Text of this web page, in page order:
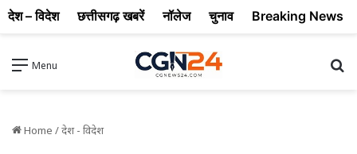
Menu
Home /देश - विदेश
देश – विदेश छत्तीसगढ़ खबरें नॉलेज चुनाव Breaking News